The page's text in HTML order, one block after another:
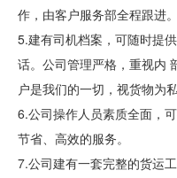
作，由客户服务部全程跟进。
5.建有司机档案，可随时提
话。公司管理严格，重视内
户是我们的一切，视货物为
6.公司操作人员素质全面，
节省、高效的服务。
7.公司建有一套完整的货运